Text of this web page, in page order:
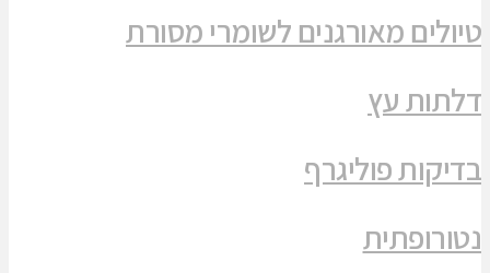
טיולים מאורגנים לשומרי מסורת
דלתות עץ
בדיקות פוליגרף
נטורופתית